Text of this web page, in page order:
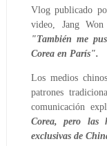
Vlog publicado
video, Jang
"También me
Corea en París".
Los medios
patrones
comunicación
Corea, pero las
exclusivas de